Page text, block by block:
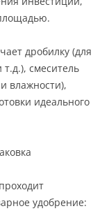
дробилку (для
смеситель
влажности),
идеального
удобрение: